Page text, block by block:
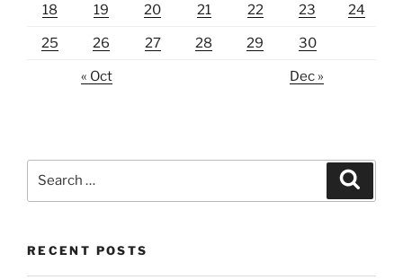
18 19 20 21 22 23 24
25 26 27 28 29 30
« Oct Dec »
RECENT POSTS